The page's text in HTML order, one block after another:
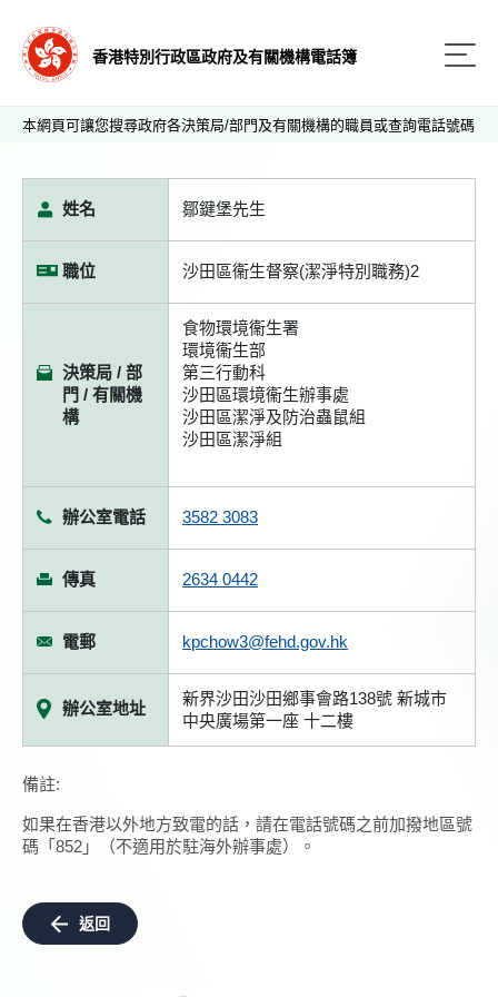
香港特別行政區政府及有關機構電話簿
本網頁可讓您搜尋政府各決策局/部門及有關機構的職員或查詢電話號碼
姓名 鄒鍵堡先生
職位 沙田區衞生督察(潔淨特別職務)2
決策局 / 部
門 / 有關機
構
食物環境衞生署
環境衞生部
第三行動科
沙田區環境衞生辦事處
沙田區潔淨及防治蟲鼠組
沙田區潔淨組
辦公室電話 3582 3083
傳真 2634 0442
電郵 kpchow3@fehd.gov.hk
辦公室地址
新界沙田沙田鄉事會路138號 新城市
中央廣場第一座 十二樓
備註:
如果在香港以外地方致電的話，請在電話號碼之前加撥地區號
碼「852」（不適用於駐海外辦事處）。
返回